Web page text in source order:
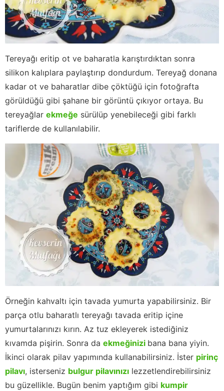
Tereyağı eritip ot ve baharatla karıştırdıktan sonra
silikon kalıplara paylaştırıp dondurdum. Tereyağ donana
kadar ot ve baharatlar dibe çöktüğü için fotoğrafta
görüldüğü gibi şahane bir görüntü çıkıyor ortaya. Bu
tereyağlar ekmeğe sürülüp yenebileceği gibi farklı
tariflerde de kullanılabilir.
Örneğin kahvaltı için tavada yumurta yapabilirsiniz. Bir
parça otlu baharatlı tereyağı tavada eritip içine
yumurtalarınızı kırın. Az tuz ekleyerek istediğiniz
kıvamda pişirin. Sonra da ekmeğinizi bana bana yiyin.
İkinci olarak pilav yapımında kullanabilirsiniz. İster pirinç
pilavı, isterseniz bulgur pilavınızı lezzetlendirebilirsiniz
bu güzellikle. Bugün benim yaptığım gibi kumpir